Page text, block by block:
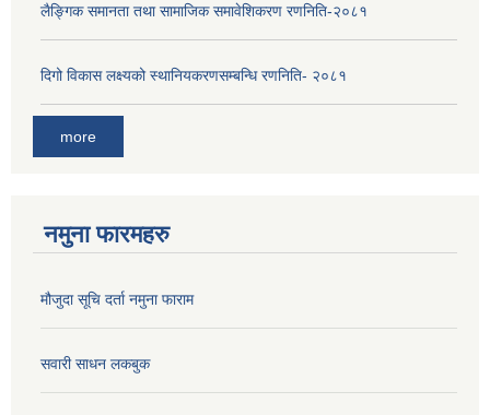
लैङ्‍गिक समानता तथा सामाजिक समावेशिकरण रणनिति-२०८१
दिगो विकास लक्ष्यको स्थानियकरणसम्बन्धि रणनिति- २०८१
more
नमुना फारमहरु
मौजुदा सूचि दर्ता नमुना फाराम
सवारी साधन लकबुक